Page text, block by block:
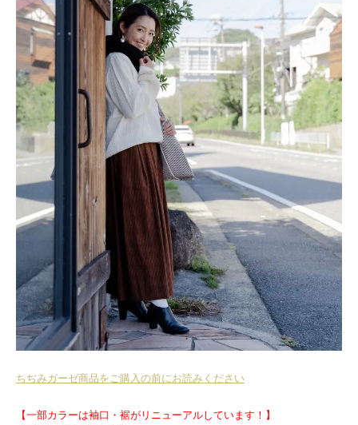
ちぢみガーゼ商品をご購入の前にお読みください
【一部カラーは袖口・裾がリニューアルしています！】